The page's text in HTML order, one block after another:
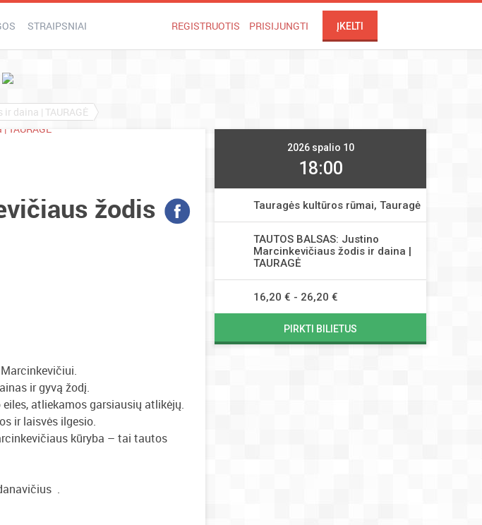
STRAIPSNIAI REGISTRUOTIS PRISIJUNGTI ĮKELTI
daina | TAURAGĖ
žodis
ir gyvą žodį.
atliekamos garsiausių atlikėjų.
ir laisvės ilgesio.
kūryba – tai tautos
.
2026 spalio 10
18:00
Tauragės kultūros rūmai, Tauragė
TAUTOS BALSAS: Justino
Marcinkevičiaus žodis ir daina |
TAURAGĖ
16,20 € - 26,20 €
PIRKTI BILIETUS